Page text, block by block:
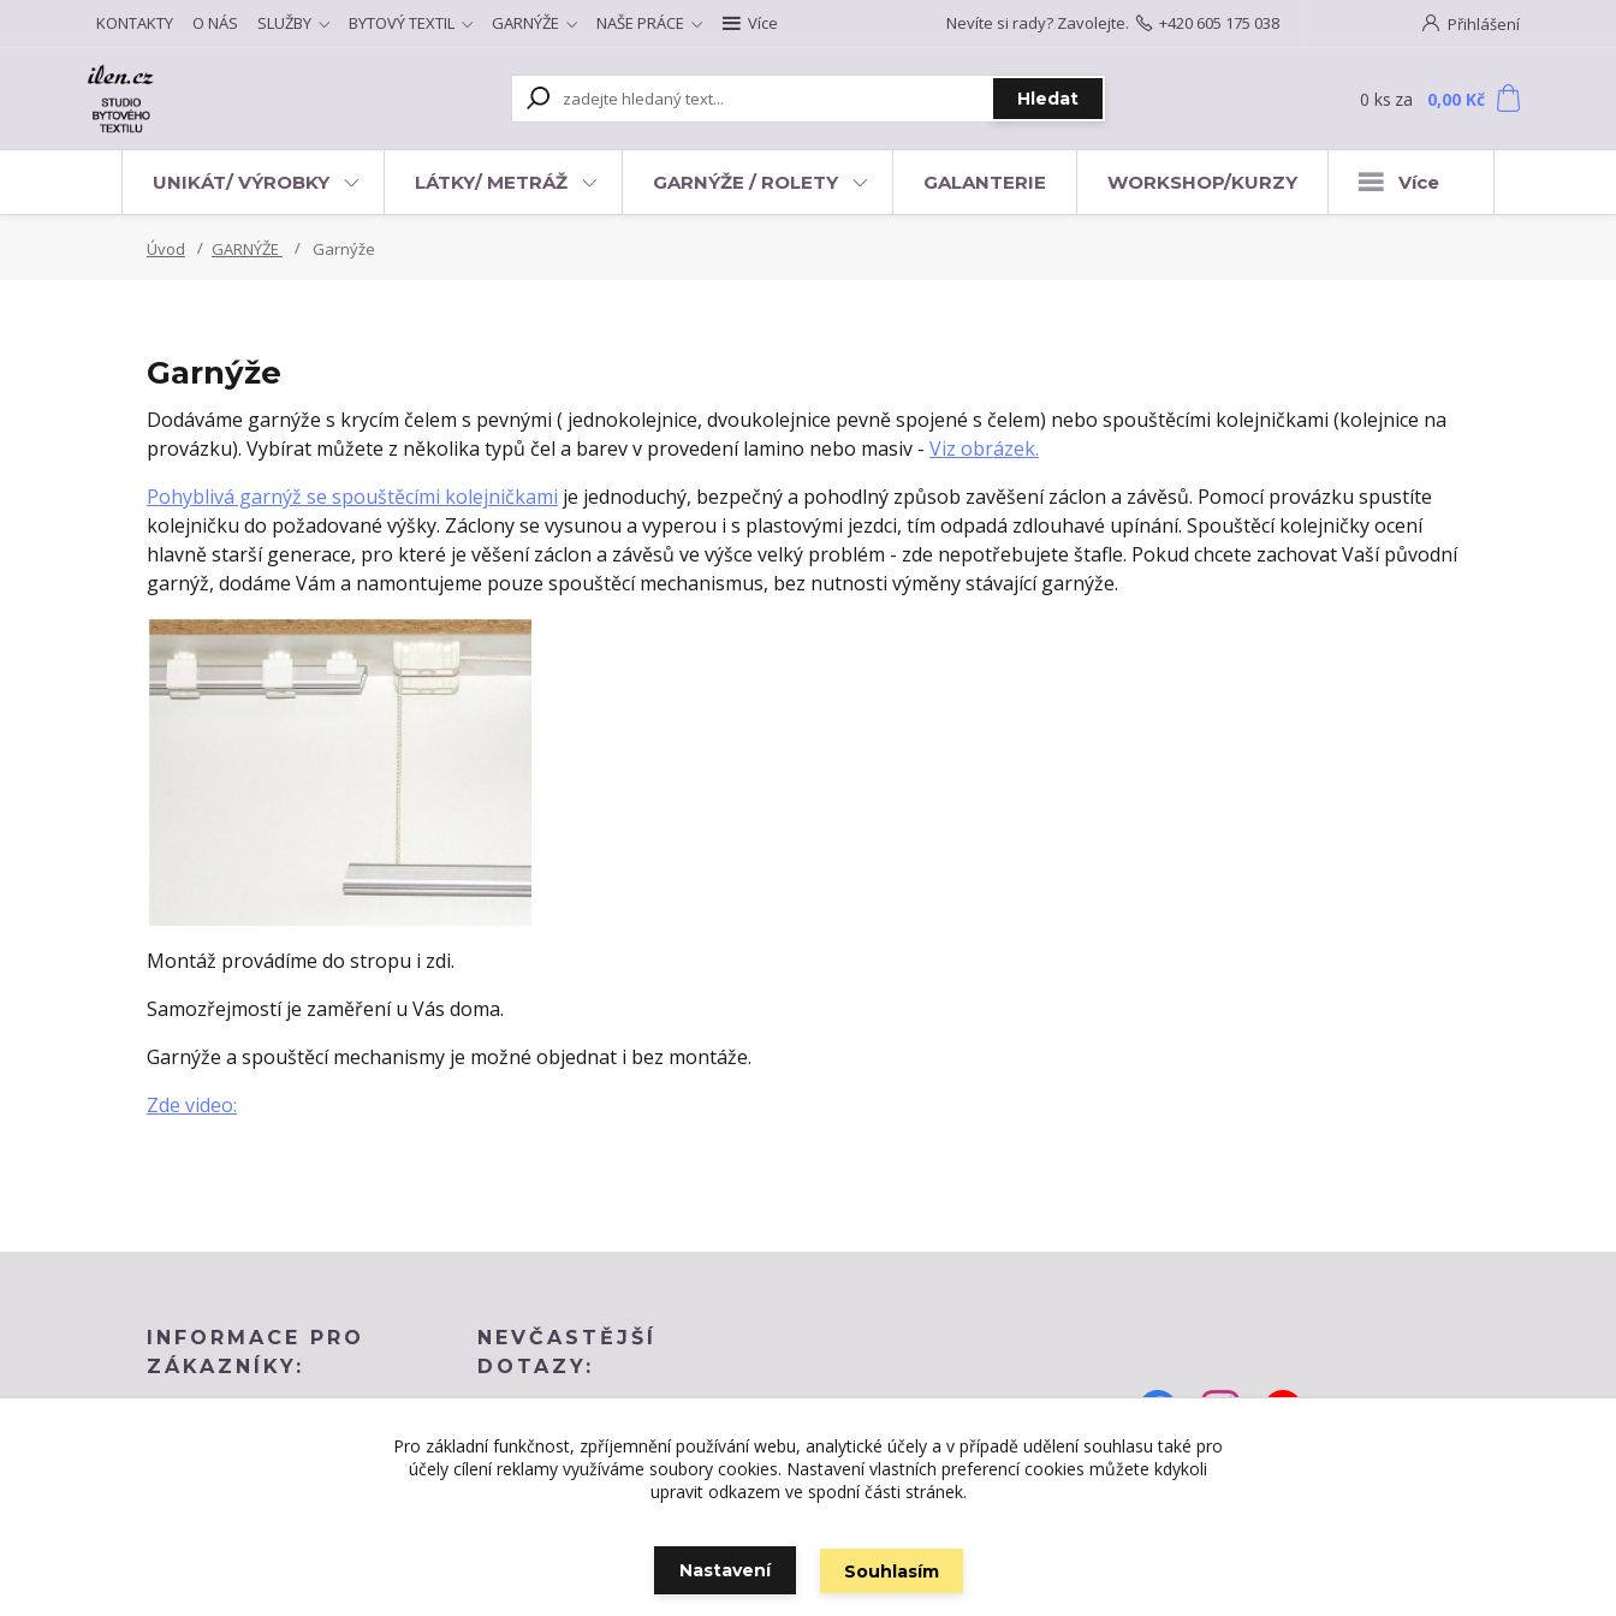
KONTAKTY O NÁS SLUŽBY BYTOVÝ TEXTIL GARNÝŽE NAŠE PRÁCE Více Přihlášení
Hledat
Nevíte si rady? Zavolejte. +420 605 175 038
0 ks za 0,00 Kč
UNIKÁT/ VÝROBKY LÁTKY/ METRÁŽ GARNÝŽE / ROLETY GALANTERIE WORKSHOP/KURZY Více
Úvod GARNÝŽE Garnýže
Garnýže
Dodáváme garnýže s krycím čelem s pevnými ( jednokolejnice, dvoukolejnice pevně spojené s čelem) nebo spouštěcími kolejničkami (kolejnice na
provázku). Vybírat můžete z několika typů čel a barev v provedení lamino nebo masiv - Viz obrázek.
Pohyblivá garnýž se spouštěcími kolejničkami je jednoduchý, bezpečný a pohodlný způsob zavěšení záclon a závěsů. Pomocí provázku spustíte
kolejničku do požadované výšky. Záclony se vysunou a vyperou i s plastovými jezdci, tím odpadá zdlouhavé upínání. Spouštěcí kolejničky ocení
hlavně starší generace, pro které je věšení záclon a závěsů ve výšce velký problém - zde nepotřebujete štafle. Pokud chcete zachovat Vaší původní
garnýž, dodáme Vám a namontujeme pouze spouštěcí mechanismus, bez nutnosti výměny stávající garnýže.
Montáž provádíme do stropu i zdi.
Samozřejmostí je zaměření u Vás doma.
Garnýže a spouštěcí mechanismy je možné objednat i bez montáže.
Zde video:
INFORMACE PRO
ZÁKAZNÍKY:
NEVČASTĚJŠÍ
DOTAZY:
Vytvořeno na
Pro základní funkčnost, zpříjemnění používání webu, analytické účely a v případě udělení souhlasu také pro
účely cílení reklamy využíváme soubory cookies. Nastavení vlastních preferencí cookies můžete kdykoli
upravit odkazem ve spodní části stránek.
Nastavení Souhlasím